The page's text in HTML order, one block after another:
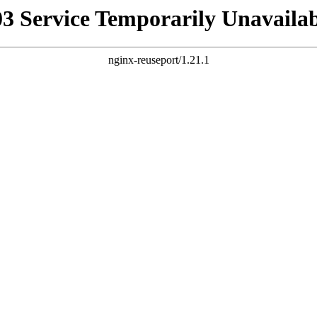
Service Temporarily
nginx-reuseport/1.21.1